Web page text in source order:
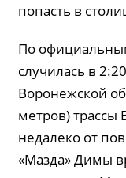
попасть в
По
случилась в
Воронежской
метров)
недалеко от
«Мазда» Димы